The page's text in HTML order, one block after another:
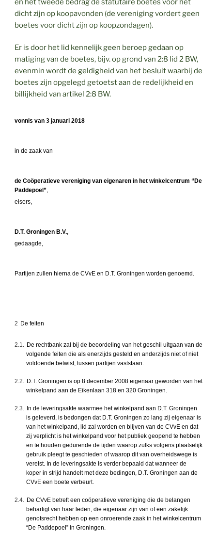
en het tweede bedrag de statutaire boetes voor het
dicht zijn op koopavonden (de vereniging vordert geen
boetes voor dicht zijn op koopzondagen).
Er is door het lid kennelijk geen beroep gedaan op
matiging van de boetes, bijv. op grond van 2:8 lid 2 BW,
evenmin wordt de geldigheid van het besluit waarbij de
boetes zijn opgelegd getoetst aan de redelijkheid en
billijkheid van artikel 2:8 BW.
vonnis van 3 januari 2018
in de zaak van
de Coöperatieve vereniging van eigenaren in het winkelcentrum “De
Paddepoel”,
eisers,
D.T. Groningen B.V.,
gedaagde,
Partijen zullen hierna de CVvE en D.T. Groningen worden genoemd.
2 De feiten
2.1. De rechtbank zal bij de beoordeling van het geschil uitgaan van de
volgende feiten die als enerzijds gesteld en anderzijds niet of niet
voldoende betwist, tussen partijen vaststaan.
2.2. D.T. Groningen is op 8 december 2008 eigenaar geworden van het
winkelpand aan de Eikenlaan 318 en 320 Groningen.
2.3. In de leveringsakte waarmee het winkelpand aan D.T. Groningen
is geleverd, is bedongen dat D.T. Groningen zo lang zij eigenaar is
van het winkelpand, lid zal worden en blijven van de CVvE en dat
zij verplicht is het winkelpand voor het publiek geopend te hebben
en te houden gedurende de tijden waarop zulks volgens plaatselijk
gebruik pleegt te geschieden of waarop dit van overheidswege is
vereist. In de leveringsakte is verder bepaald dat wanneer de
koper in strijd handelt met deze bedingen, D.T. Groningen aan de
CVvE een boete verbeurt.
2.4. De CVvE betreft een coöperatieve vereniging die de belangen
behartigt van haar leden, die eigenaar zijn van of een zakelijk
genotsrecht hebben op een onroerende zaak in het winkelcentrum
“De Paddepoel” in Groningen.